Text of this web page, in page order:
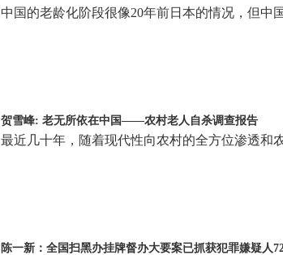
中国的老龄化阶段很像20年前日本的情况，但中
贺雪峰: 老无所依在中国——农村老人自杀调查报告
最近几十年，随着现代性向农村的全方位渗透和
陈一新：全国扫黑办挂牌督办大要案已抓获犯罪嫌疑人